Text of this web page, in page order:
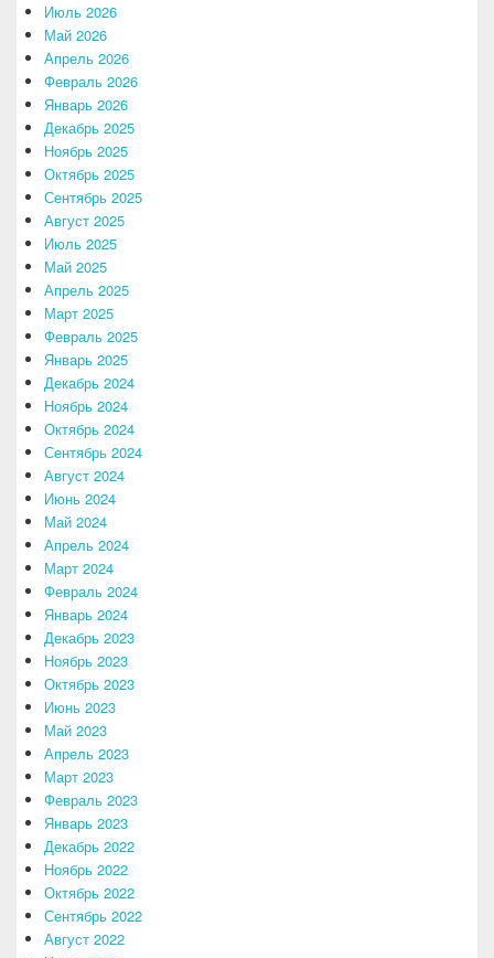
Июль 2026
Май 2026
Апрель 2026
Февраль 2026
Январь 2026
Декабрь 2025
Ноябрь 2025
Октябрь 2025
Сентябрь 2025
Август 2025
Июль 2025
Май 2025
Апрель 2025
Март 2025
Февраль 2025
Январь 2025
Декабрь 2024
Ноябрь 2024
Октябрь 2024
Сентябрь 2024
Август 2024
Июнь 2024
Май 2024
Апрель 2024
Март 2024
Февраль 2024
Январь 2024
Декабрь 2023
Ноябрь 2023
Октябрь 2023
Июнь 2023
Май 2023
Апрель 2023
Март 2023
Февраль 2023
Январь 2023
Декабрь 2022
Ноябрь 2022
Октябрь 2022
Сентябрь 2022
Август 2022